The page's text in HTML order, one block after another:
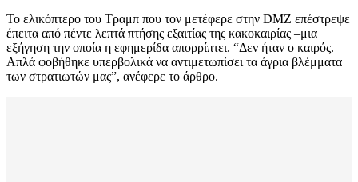
Το ελικόπτερο του Τραμπ που τον μετέφερε στην DMZ επέστρεψε
έπειτα από πέντε λεπτά πτήσης εξαιτίας της κακοκαιρίας –μια
εξήγηση την οποία η εφημερίδα απορρίπτει. “Δεν ήταν ο καιρός.
Απλά φοβήθηκε υπερβολικά να αντιμετωπίσει τα άγρια βλέμματα
των στρατιωτών μας”, ανέφερε το άρθρο.